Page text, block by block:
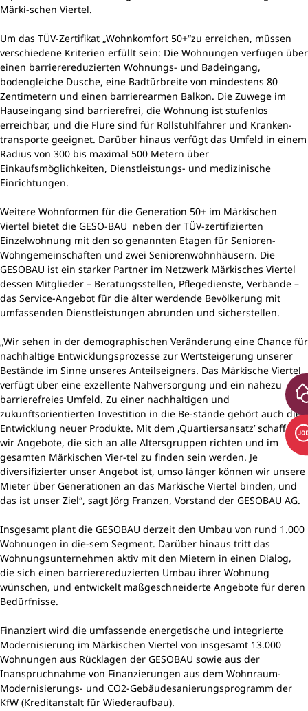
Märki-schen Viertel.
Um das TÜV-Zertifikat „Wohnkomfort 50+“zu erreichen, müssen
verschiedene Kriterien erfüllt sein: Die Wohnungen verfügen über
einen barrierereduzierten Wohnungs- und Badeingang,
bodengleiche Dusche, eine Badtürbreite von mindestens 80
Zentimetern und einen barrierearmen Balkon. Die Zuwege im
Hauseingang sind barrierefrei, die Wohnung ist stufenlos
erreichbar, und die Flure sind für Rollstuhlfahrer und Kranken-
transporte geeignet. Darüber hinaus verfügt das Umfeld in einem
Radius von 300 bis maximal 500 Metern über
Einkaufsmöglichkeiten, Dienstleistungs- und medizinische
Einrichtungen.
Weitere Wohnformen für die Generation 50+ im Märkischen
Viertel bietet die GESO-BAU neben der TÜV-zertifizierten
Einzelwohnung mit den so genannten Etagen für Senioren-
Wohngemeinschaften und zwei Seniorenwohnhäusern. Die
GESOBAU ist ein starker Partner im Netzwerk Märkisches Viertel
dessen Mitglieder – Beratungsstellen, Pflegedienste, Verbände –
das Service-Angebot für die älter werdende Bevölkerung mit
umfassenden Dienstleistungen abrunden und sicherstellen.
„Wir sehen in der demographischen Veränderung eine Chance für
nachhaltige Entwicklungsprozesse zur Wertsteigerung unserer
Bestände im Sinne unseres Anteilseigners. Das Märkische Viertel
verfügt über eine exzellente Nahversorgung und ein nahezu
barrierefreies Umfeld. Zu einer nachhaltigen und
zukunftsorientierten Investition in die Be-stände gehört auch die
Entwicklung neuer Produkte. Mit dem ‚Quartiersansatz’ schaffen
wir Angebote, die sich an alle Altersgruppen richten und im
gesamten Märkischen Vier-tel zu finden sein werden. Je
diversifizierter unser Angebot ist, umso länger können wir unsere
Mieter über Generationen an das Märkische Viertel binden, und
das ist unser Ziel“, sagt Jörg Franzen, Vorstand der GESOBAU AG.
Insgesamt plant die GESOBAU derzeit den Umbau von rund 1.000
Wohnungen in die-sem Segment. Darüber hinaus tritt das
Wohnungsunternehmen aktiv mit den Mietern in einen Dialog,
die sich einen barrierereduzierten Umbau ihrer Wohnung
wünschen, und entwickelt maßgeschneiderte Angebote für deren
Bedürfnisse.
Finanziert wird die umfassende energetische und integrierte
Modernisierung im Märkischen Viertel von insgesamt 13.000
Wohnungen aus Rücklagen der GESOBAU sowie aus der
Inanspruchnahme von Finanzierungen aus dem Wohnraum-
Modernisierungs- und CO2-Gebäudesanierungsprogramm der
KfW (Kreditanstalt für Wiederaufbau).